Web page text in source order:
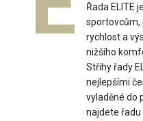
dětský cyklodres sato
lehkého materiálu
Řada ELITE
sportovcům,
rychlost a
nižšího
Střihy řady
nejlepšími
vyladěné do
najdete řadu